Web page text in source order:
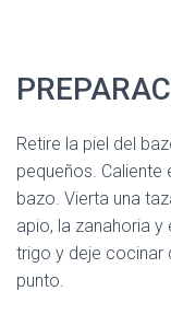
Retire la piel del
pequeños.
bazo. Vierta una
apio, la zanahoria y
trigo y deje cocinar
punto.